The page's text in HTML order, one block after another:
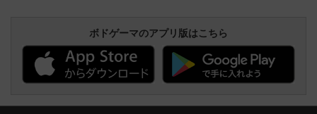
ボドゲーマのアプリ版はこちら